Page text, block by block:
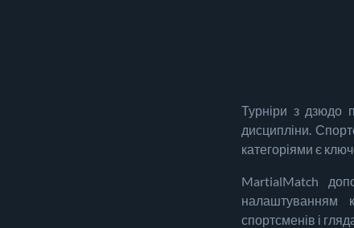
Турніри з дзюдо
дисципліни.
категоріями є
MartialMatch
налаштуванням
спортсменів і